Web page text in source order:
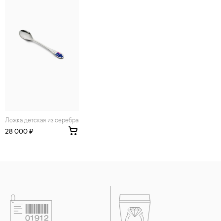
воздействия серы покрываются коричневыми
пятнами.Кроме того, жирные кремы прочно оседают на
поверхности металлов, забиваются в микроцарапины и
притягивают к себе пыль. Из-за смеси жира и пыли часто
3. Ни в коем случае не храните украшения в ванной комнате.
фланелевой или замшевой салфеткой.
Ложка детская из серебра
28 000 ₽